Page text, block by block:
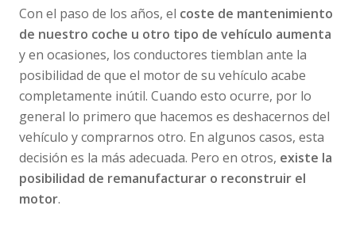
Con el paso de los años, el coste de mantenimiento
de nuestro coche u otro tipo de vehículo aumenta
y en ocasiones, los conductores tiemblan ante la
posibilidad de que el motor de su vehículo acabe
completamente inútil. Cuando esto ocurre, por lo
general lo primero que hacemos es deshacernos del
vehículo y comprarnos otro. En algunos casos, esta
decisión es la más adecuada. Pero en otros, existe la
posibilidad de remanufacturar o reconstruir el
motor.